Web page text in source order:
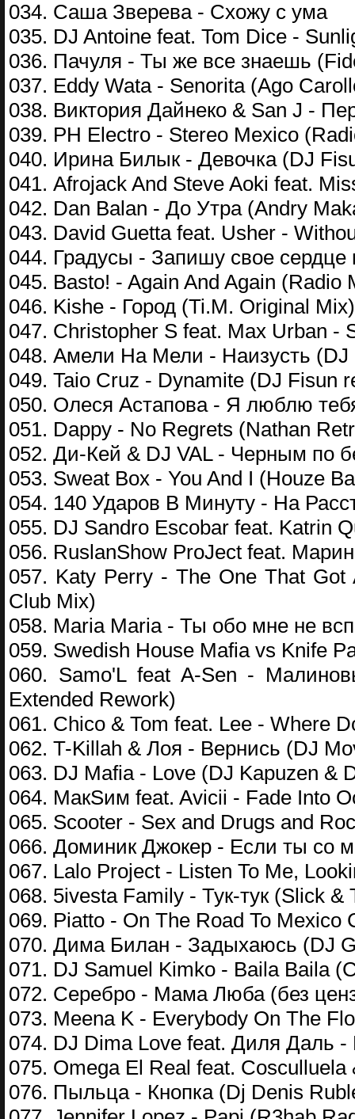
034. Саша Зверева - Схожу с ума
035. DJ Antoine feat. Tom Dice -
036. Пачуля - Ты же все знаешь
037. Eddy Wata - Senorita (Ago
038. Виктория Дайнеко & San J -
039. PH Electro - Stereo Mexico
040. Ирина Билык - Девочка (DJ
041. Afrojack And Steve Aoki feat.
042. Dan Balan - До Утра (Andry
043. David Guetta feat. Usher -
044. Градусы - Запишу свое
045. Basto! - Again And Again (Radio
046. Kishe - Город (Ti.M. Original Mix)
047. Christopher S feat. Max Urban -
048. Амели На Мели - Наизусть (DJ
049. Taio Cruz - Dynamite (DJ Fisun
050. Олеся Астапова - Я люблю
051. Dappy - No Regrets (Nathan
052. Ди-Кей & DJ VAL - Черным по
053. Sweat Box - You And I (Houze
054. 140 Ударов В Минуту - На
055. DJ Sandro Escobar feat. Katrin
056. RuslanShow ProJect feat.
057. Katy Perry - The One That
Club Mix)
058. Maria Maria - Ты обо мне не
059. Swedish House Mafia vs Knife
060. Samo'L feat A-Sen -
Extended Rework)
061. Chico & Tom feat. Lee - Where
062. T-Killah & Лоя - Вернись (DJ
063. DJ Mafia - Love (DJ Kapuzen &
064. МакSим feat. Avicii - Fade Into
065. Scooter - Sex and Drugs and
066. Доминик Джокер - Если ты со
067. Lalo Project - Listen To Me,
068. 5ivesta Family - Тук-тук (Slick &
069. Piatto - On The Road To Mexico
070. Дима Билан - Задыхаюсь (DJ
071. DJ Samuel Kimko - Baila Baila
072. Серебро - Мама Люба (без
073. Meena K - Everybody On The
074. DJ Dima Love feat. Диля Даль -
075. Omega El Real feat.
076. Пыльца - Кнопка (Dj Denis